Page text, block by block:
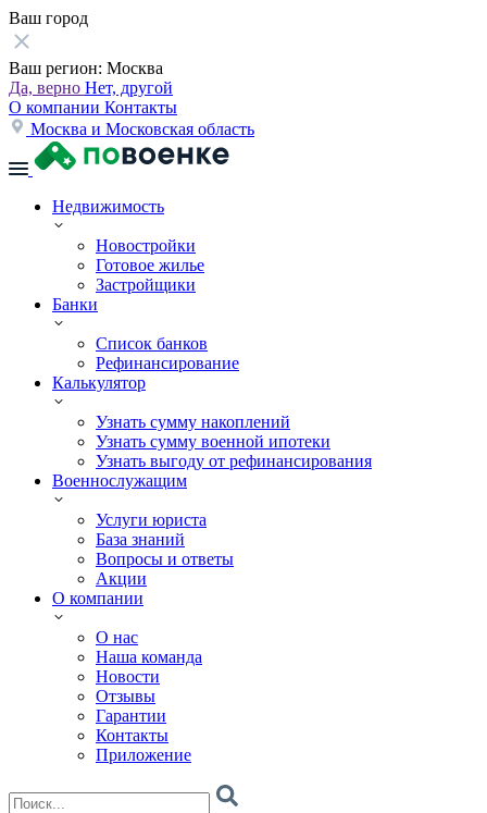
Ваш город
Ваш регион: Москва
Да, верно Нет, другой
О компании Контакты
Москва и Московская область
Недвижимость
Новостройки
Готовое жилье
Застройщики
Банки
Список банков
Рефинансирование
Калькулятор
Узнать сумму накоплений
Узнать сумму военной ипотеки
Узнать выгоду от рефинансирования
Военнослужащим
Услуги юриста
База знаний
Вопросы и ответы
Акции
О компании
О нас
Наша команда
Новости
Отзывы
Гарантии
Контакты
Приложение